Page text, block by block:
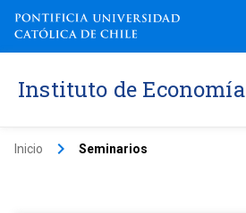
Instituto de Economía
Inicio keyboard_arrow_right Seminarios